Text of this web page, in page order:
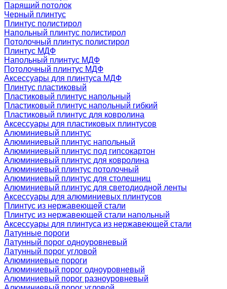
Парящий потолок
Черный плинтус
Плинтус полистирол
Напольный плинтус полистирол
Потолочный плинтус полистирол
Плинтус МДФ
Напольный плинтус МДФ
Потолочный плинтус МДФ
Аксессуары для плинтуса МДФ
Плинтус пластиковый
Пластиковый плинтус напольный
Пластиковый плинтус напольный гибкий
Пластиковый плинтус для ковролина
Аксессуары для пластиковых плинтусов
Алюминиевый плинтус
Алюминиевый плинтус напольный
Алюминиевый плинтус под гипсокартон
Алюминиевый плинтус для ковролина
Алюминиевый плинтус потолочный
Алюминиевый плинтус для столешниц
Алюминиевый плинтус для светодиодной ленты
Аксессуары для алюминиевых плинтусов
Плинтус из нержавеющей стали
Плинтус из нержавеющей стали напольный
Аксессуары для плинтуса из нержавеющей стали
Латунные пороги
Латунный порог одноуровневый
Латунный порог угловой
Алюминиевые пороги
Алюминиевый порог одноуровневый
Алюминиевый порог разноуровневый